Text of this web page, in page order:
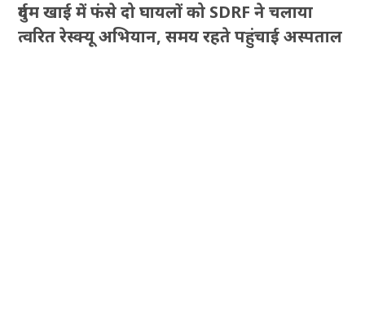
दुर्गम खाई में फंसे दो घायलों को SDRF ने चलाया
त्वरित रेस्क्यू अभियान, समय रहते पहुंचाई अस्पताल